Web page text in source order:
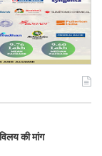
की मांग